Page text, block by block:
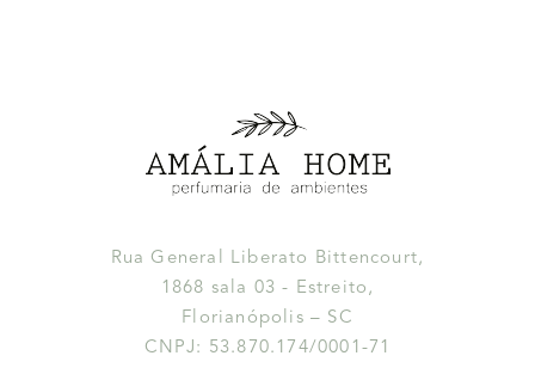
Rua General Liberato Bittencourt,
1868 sala 03 - Estreito,
Florianópolis – SC
CNPJ: 53.870.174/0001-71